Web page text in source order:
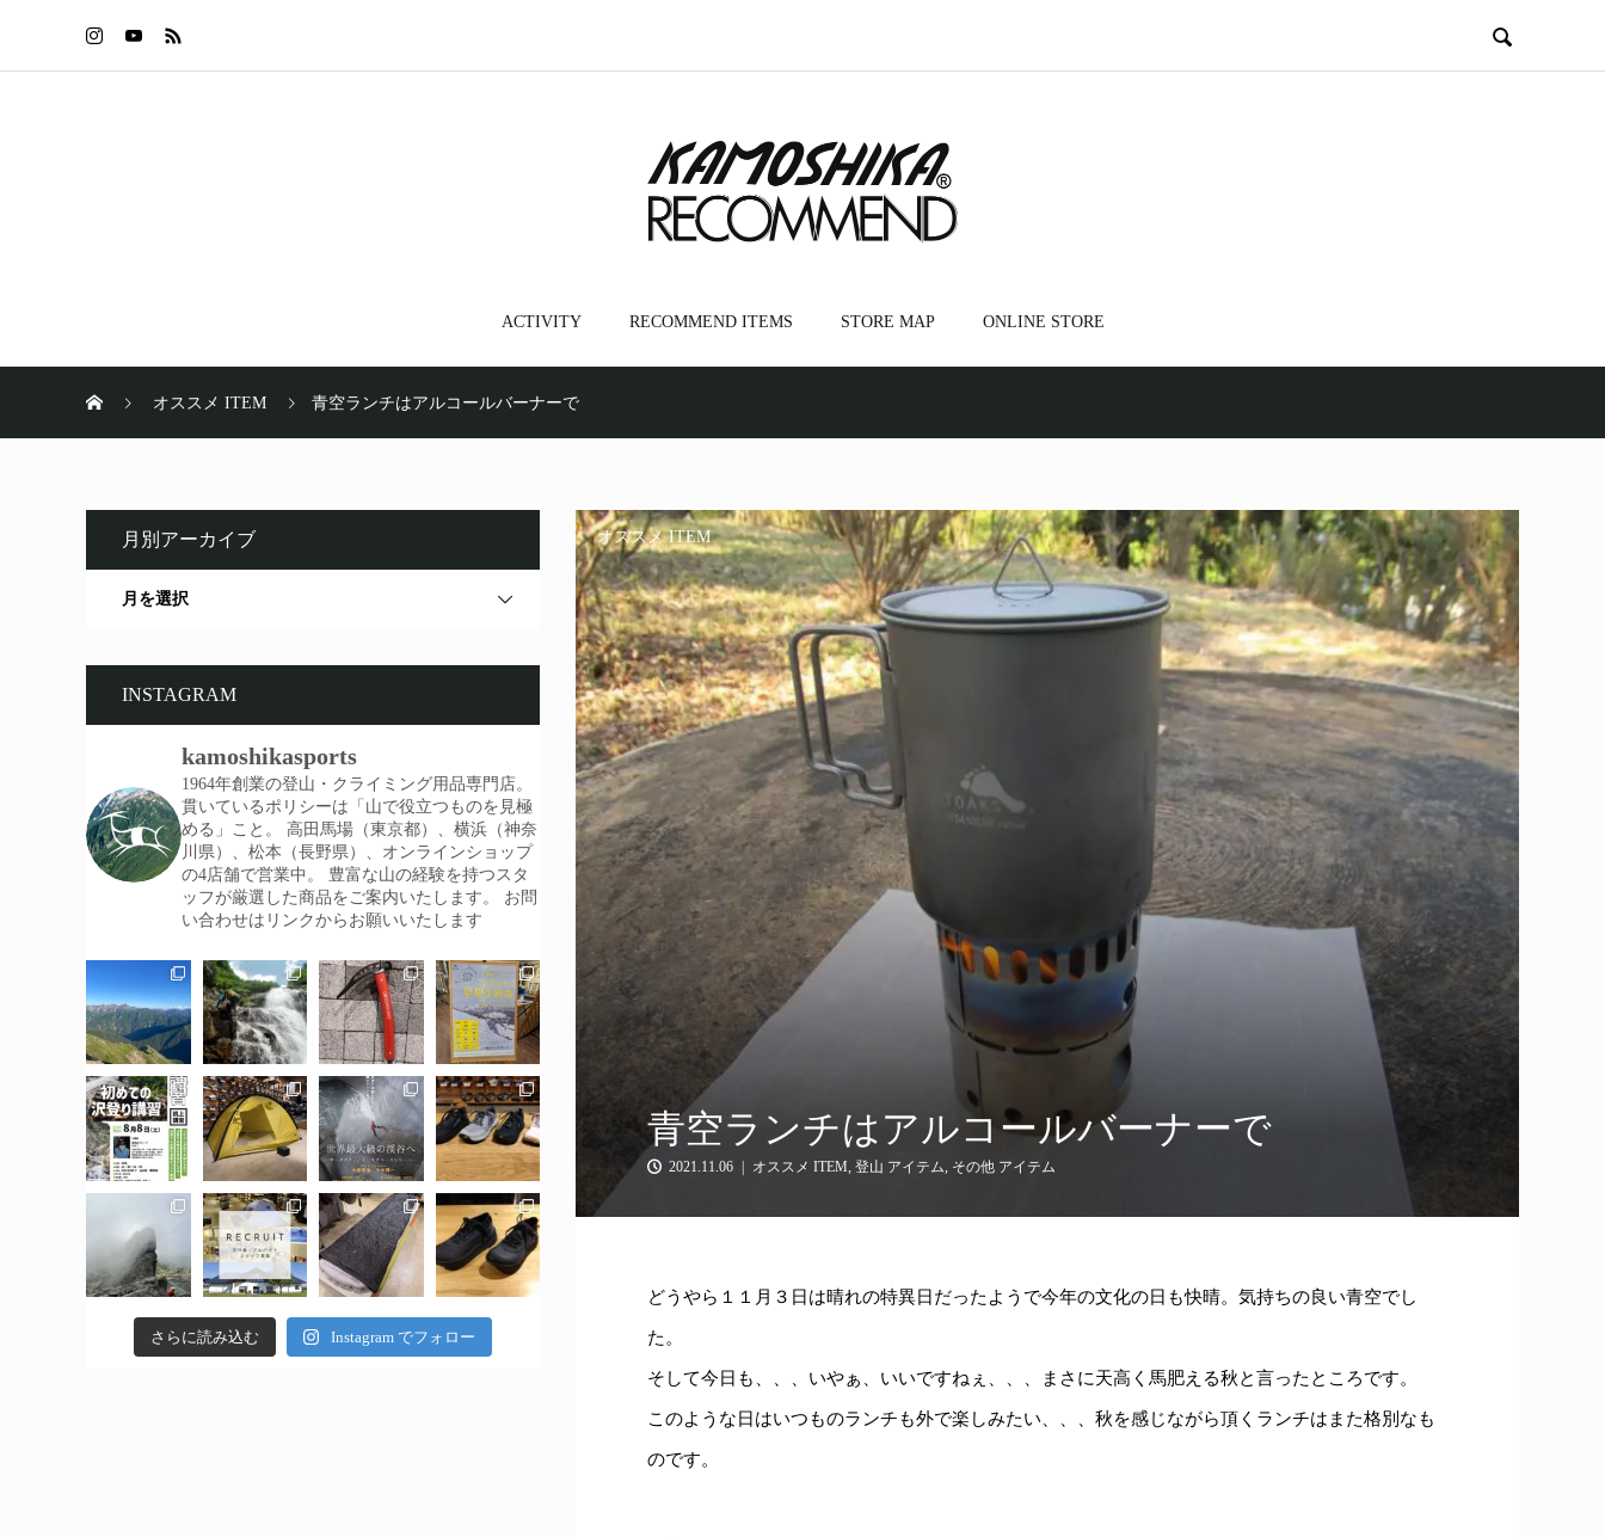

ACTIVITY RECOMMEND ITEMS STORE MAP ONLINE STORE
オススメ ITEM 青空ランチはアルコールバーナーで
オススメ ITEM
青空ランチはアルコールバーナーで
2021.11.06 オススメ ITEM,登山 アイテム, その他 アイテム
どうやら１１月３日は晴れの特異日だったようで今年の文化の日も快晴。気持ちの良い青空でし
た。
そして今日も、、、いやぁ、いいですねぇ、、、まさに天高く馬肥える秋と言ったところです。
このような日はいつものランチも外で楽しみたい、、、秋を感じながら頂くランチはまた格別なも
のです。
月別アーカイブ
月を選択
INSTAGRAM
kamoshikasports
1964年創業の登山・クライミング用品専門店。
貫いているポリシーは「山で役立つものを見極
める」こと。
高田馬場（東京都）、横浜（神奈
川県）、松本（長野県）、オンラインショップ
の4店舗で営業中。
豊富な山の経験を持つスタ
ッフが厳選した商品をご案内いたします。
お問
い合わせはリンクからお願いいたします
さらに読み込む Instagram でフォロー